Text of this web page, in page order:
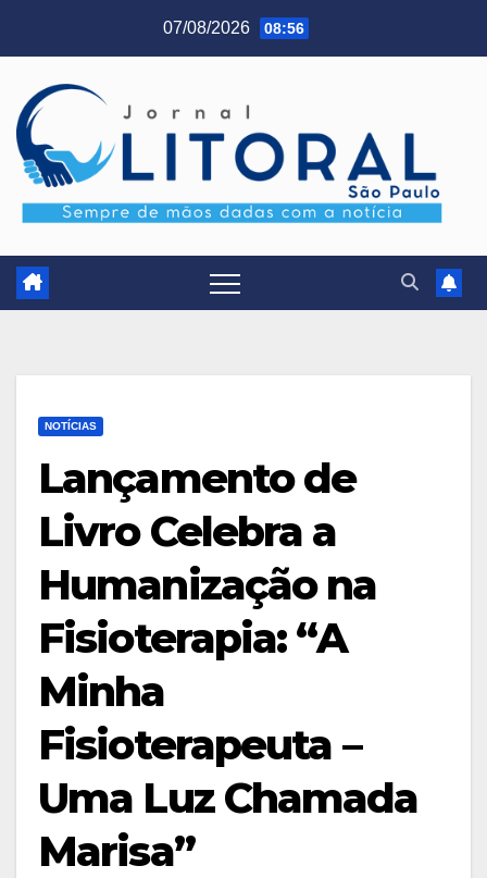
07/08/2026 08:56
NOTÍCIAS
Lançamento de
Livro Celebra a
Humanização na
Fisioterapia: “A
Minha
Fisioterapeuta –
Uma Luz Chamada
Marisa”